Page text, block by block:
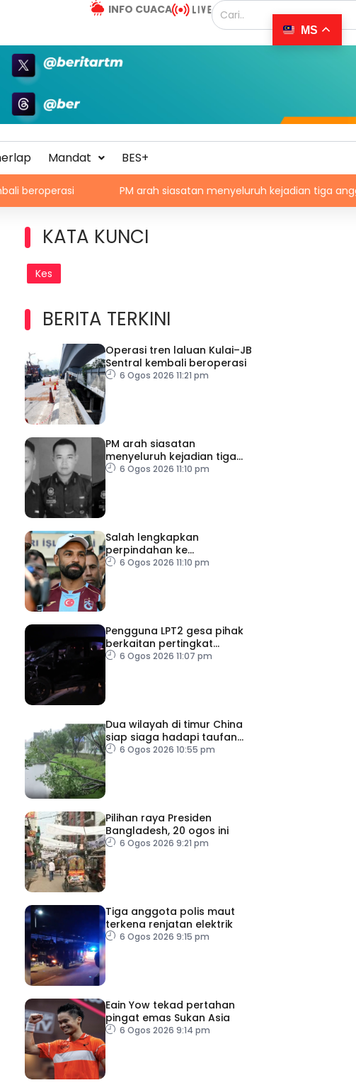
INFO CUACA
Mandat BES+
PM arah siasatan menyeluruh kejadian tiga anggota polis
KATA KUNCI
Kes
BERITA TERKINI
Operasi tren laluan Kulai–JB
Sentral kembali beroperasi
6 Ogos 2026 11:21 pm
PM arah siasatan
menyeluruh kejadian tiga
anggota polis maut akibat
6 Ogos 2026 11:10 pm
Salah lengkapkan
perpindahan ke
Trabzonspor
6 Ogos 2026 11:10 pm
Pengguna LPT2 gesa pihak
berkaitan pertingkat
keselamatan
6 Ogos 2026 11:07 pm
Dua wilayah di timur China
siap siaga hadapi taufan
Dolphin
6 Ogos 2026 10:55 pm
Pilihan raya Presiden
Bangladesh, 20 ogos ini
6 Ogos 2026 9:21 pm
Tiga anggota polis maut
terkena renjatan elektrik
6 Ogos 2026 9:15 pm
Eain Yow tekad pertahan
pingat emas Sukan Asia
6 Ogos 2026 9:14 pm
MS